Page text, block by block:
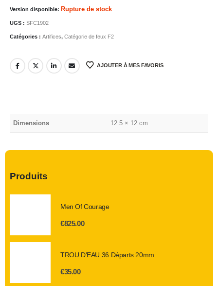
Version disponible: Rupture de stock
UGS : SFC1902
Catégories : Artifices, Catégorie de feux F2
AJOUTER À MES FAVORIS
Dimensions 12.5 × 12 cm
Produits
Men Of Courage
€825.00
TROU D'EAU 36 Départs 20mm
€35.00